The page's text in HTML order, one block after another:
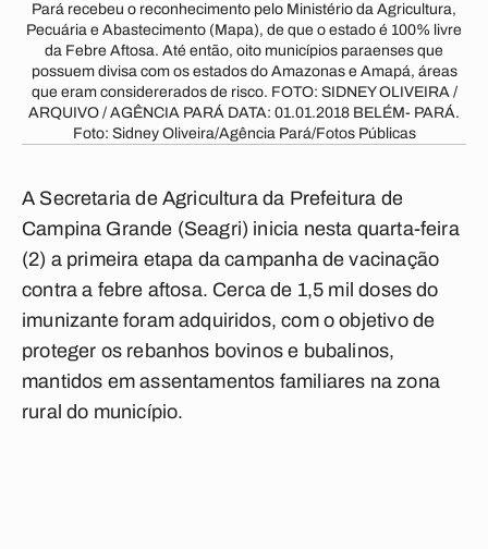
Pará recebeu o reconhecimento pelo Ministério da Agricultura,
Pecuária e Abastecimento (Mapa), de que o estado é 100% livre
da Febre Aftosa. Até então, oito municípios paraenses que
possuem divisa com os estados do Amazonas e Amapá, áreas
que eram considererados de risco. FOTO: SIDNEY OLIVEIRA /
ARQUIVO / AGÊNCIA PARÁ DATA: 01.01.2018 BELÉM- PARÁ.
Foto: Sidney Oliveira/Agência Pará/Fotos Públicas
A Secretaria de Agricultura da Prefeitura de
Campina Grande (Seagri) inicia nesta quarta-feira
(2) a primeira etapa da campanha de vacinação
contra a febre aftosa. Cerca de 1,5 mil doses do
imunizante foram adquiridos, com o objetivo de
proteger os rebanhos bovinos e bubalinos,
mantidos em assentamentos familiares na zona
rural do município.